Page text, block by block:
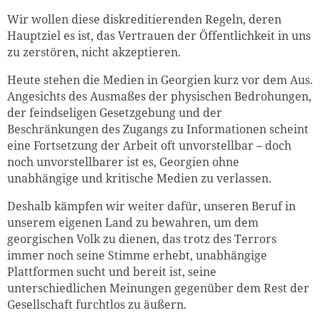
Wir wollen diese diskreditierenden Regeln, deren
Hauptziel es ist, das Vertrauen der Öffentlichkeit in uns
zu zerstören, nicht akzeptieren.
Heute stehen die Medien in Georgien kurz vor dem Aus.
Angesichts des Ausmaßes der physischen Bedrohungen,
der feindseligen Gesetzgebung und der
Beschränkungen des Zugangs zu Informationen scheint
eine Fortsetzung der Arbeit oft unvorstellbar – doch
noch unvorstellbarer ist es, Georgien ohne
unabhängige und kritische Medien zu verlassen.
Deshalb kämpfen wir weiter dafür, unseren Beruf in
unserem eigenen Land zu bewahren, um dem
georgischen Volk zu dienen, das trotz des Terrors
immer noch seine Stimme erhebt, unabhängige
Plattformen sucht und bereit ist, seine
unterschiedlichen Meinungen gegenüber dem Rest der
Gesellschaft furchtlos zu äußern.